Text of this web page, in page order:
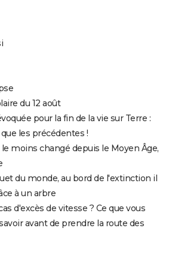
du 12 août
pour la fin de la vie sur Terre :
les précédentes !
le moins changé depuis le Moyen Âge,
du monde, au bord de l'extinction il
à un arbre
d'excès de vitesse ? Ce que vous
avant de prendre la route des